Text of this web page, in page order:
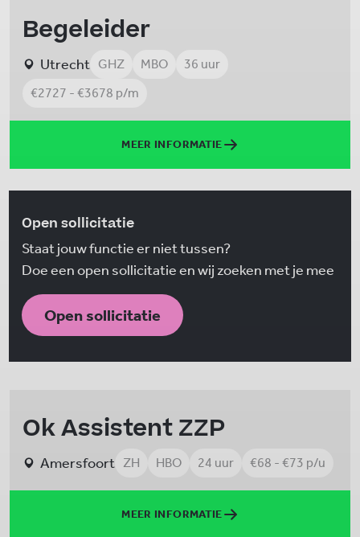
Begeleider
Utrecht GHZ MBO
36 uur
€2727 - €3678 p/m
MEER INFORMATIE
Open sollicitatie
Staat jouw functie er niet tussen?
Doe een open sollicitatie en wij zoeken met je mee
Open sollicitatie
Ok Assistent ZZP
Amersfoort ZH HBO 24 uur €68 - €73 p/u
MEER INFORMATIE